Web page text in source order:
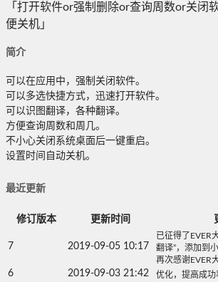
「打开软件or强制删除or查询周数or关闭
便关机」
简介
可以在应用中，强制关闭软件。
可以多选快捷方式，迅速打开软件。
可以识图翻译，各种翻译。
方便查询周数和周几。
不小心关闭系统桌面后一键重启。
设置时间自动关机。
最近更新
修订版本 更新时间
7 2019-09-05 10:17
已征得了EVER
翻译”，添加到
再次感谢EVER
6 2019-09-03 21:42 优化，提高成功